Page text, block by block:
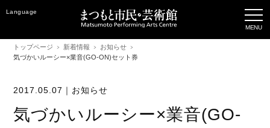
Language
トップページ 新着情報
お知らせ
気づかいルーシー×業音(GO-ON)セット券
2017.05.07｜ お知らせ
気づかいルーシー×業音(GO-